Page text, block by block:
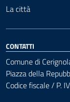
La città
CONTATTI
Comune di
Piazza della
Codice fiscale / P.